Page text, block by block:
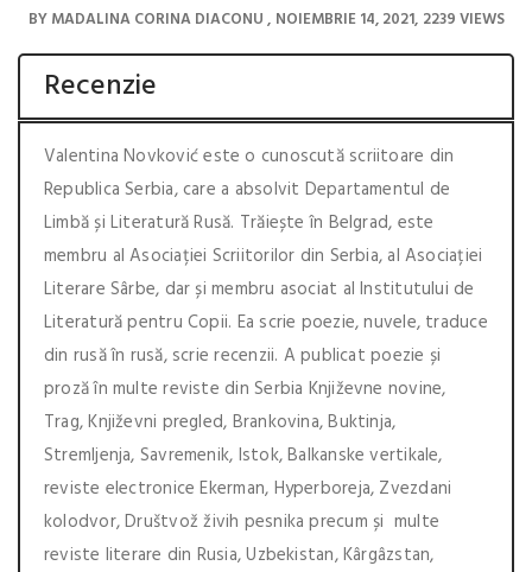
BYMADALINA CORINA DIACONU NOIEMBRIE 14, 2021 2239 VIEWS
Recenzie
Valentina Novković este o cunoscută scriitoare din
Republica Serbia, care a absolvit Departamentul de
Limbă și Literatură Rusă. Trăiește în Belgrad, este
membru al Asociației Scriitorilor din Serbia, al Asociației
Literare Sârbe, dar și membru asociat al Institutului de
Literatură pentru Copii. Ea scrie poezie, nuvele, traduce
din rusă în rusă, scrie recenzii. A publicat poezie și
proză în multe reviste din Serbia Književne novine,
Trag, Književni pregled, Brankovina, Buktinja,
Stremljenja, Savremenik, Istok, Balkanske vertikale,
reviste electronice Ekerman, Hyperboreja, Zvezdani
kolodvor, Društvož živih pesnika precum și multe
reviste literare din Rusia, Uzbekistan, Kârgâzstan,